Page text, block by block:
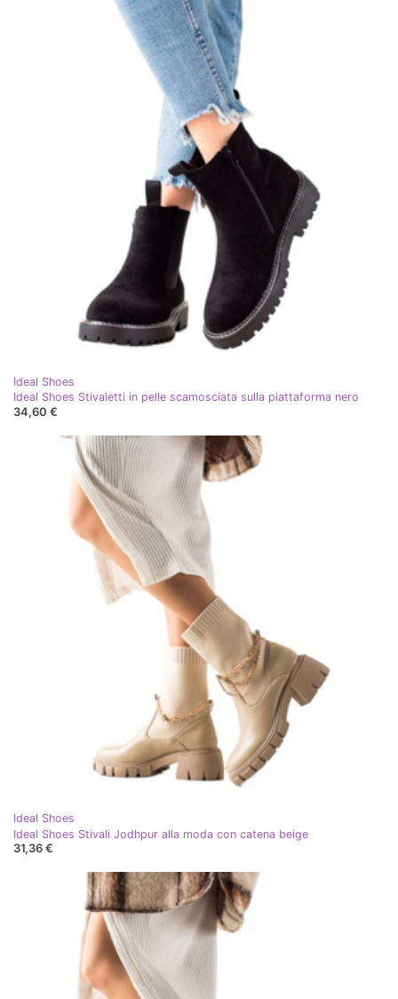
Ideal Shoes
Ideal Shoes Stivaletti in pelle scamosciata sulla piattaforma nero
34,60 €
Ideal Shoes
Ideal Shoes Stivali Jodhpur alla moda con catena beige
31,36 €